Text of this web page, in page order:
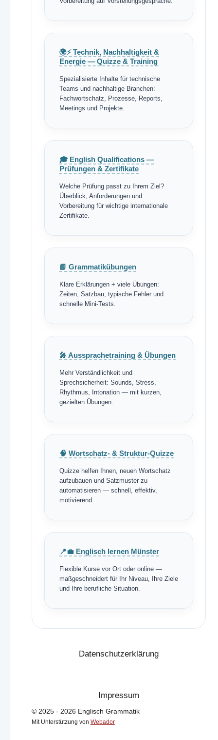
🌍⚡ Technik, Nachhaltigkeit &
Energie — Quizze & Training
Spezialisierte Inhalte für technische
Teams und nachhaltige Branchen:
Fachwortschatz, Prozesse, Reports,
Meetings und Projekte.
🎓 English Qualifications —
Prüfungen & Zertifikate
Welche Prüfung passt zu Ihrem Ziel?
Überblick, Anforderungen und
Vorbereitung für wichtige internationale
Zertifikate.
📘 Grammatikübungen
Klare Erklärungen + viele Übungen:
Zeiten, Satzbau, typische Fehler und
schnelle Mini-Tests.
🎤 Aussprachetraining & Übungen
Mehr Verständlichkeit und
Sprechsicherheit: Sounds, Stress,
Rhythmus, Intonation — mit kurzen,
gezielten Übungen.
🧠 Wortschatz- & Struktur-Quizze
Quizze helfen Ihnen, neuen Wortschatz
aufzubauen und Satzmuster zu
automatisieren — schnell, effektiv,
motivierend.
📍💼 Englisch lernen Münster
Flexible Kurse vor Ort oder online —
maßgeschneidert für Ihr Niveau, Ihre Ziele
und Ihre berufliche Situation.
Datenschutzerklärung
Impressum
© 2025 - 2026 Englisch Grammatik
Mit Unterstützung von Webador